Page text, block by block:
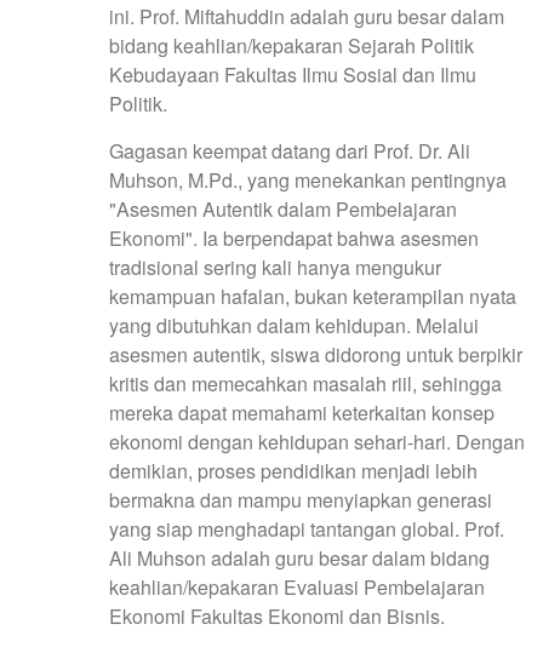
ini. Prof. Miftahuddin adalah guru besar dalam
bidang keahlian/kepakaran Sejarah Politik
Kebudayaan Fakultas Ilmu Sosial dan Ilmu
Politik.
Gagasan keempat datang dari Prof. Dr. Ali
Muhson, M.Pd., yang menekankan pentingnya
"Asesmen Autentik dalam Pembelajaran
Ekonomi". Ia berpendapat bahwa asesmen
tradisional sering kali hanya mengukur
kemampuan hafalan, bukan keterampilan nyata
yang dibutuhkan dalam kehidupan. Melalui
asesmen autentik, siswa didorong untuk berpikir
kritis dan memecahkan masalah riil, sehingga
mereka dapat memahami keterkaitan konsep
ekonomi dengan kehidupan sehari-hari. Dengan
demikian, proses pendidikan menjadi lebih
bermakna dan mampu menyiapkan generasi
yang siap menghadapi tantangan global. Prof.
Ali Muhson adalah guru besar dalam bidang
keahlian/kepakaran Evaluasi Pembelajaran
Ekonomi Fakultas Ekonomi dan Bisnis.